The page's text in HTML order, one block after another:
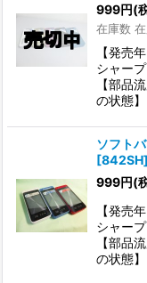
999円(
在庫数
【発
シャー
【部品
の状態
ソフト
[842SH]
999円(
【発
シャー
【部品
の状態